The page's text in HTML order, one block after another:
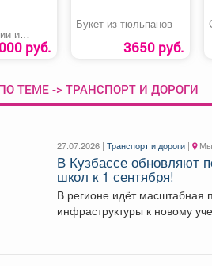
и
руб.
Букет из тюльпанов
3650 руб.
ТЕМЕ -> ТРАНСПОРТ И ДОРОГИ
27.07.2026 |Транспорт и дороги |
В Кузбассе обновляют
школ к 1 сентября!
В регионе идёт масштабная
инфраструктуры к новому